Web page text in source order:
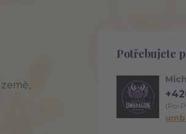
Potřebujete
(Po-